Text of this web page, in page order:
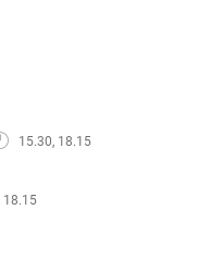
15.30, 18.15
18.15